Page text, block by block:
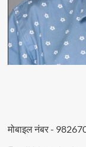
मोबाइल नंबर -